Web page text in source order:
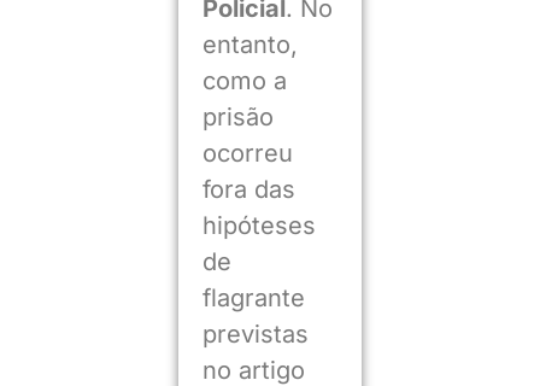
Policial. No
entanto,
como a
prisão
ocorreu
fora das
hipóteses
de
flagrante
previstas
no artigo